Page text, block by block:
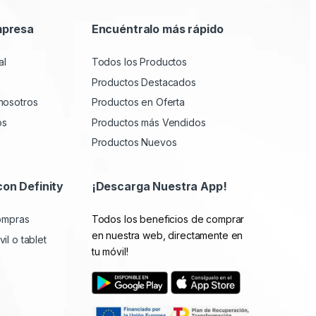
Encuéntralo más rápido
Todos los Productos
Productos Destacados
Productos en Oferta
Productos más Vendidos
Productos Nuevos
Definity
o tablet
¡Descarga Nuestra App!
Todos los beneficios de comprar
en nuestra web, directamente en
tu móvil!